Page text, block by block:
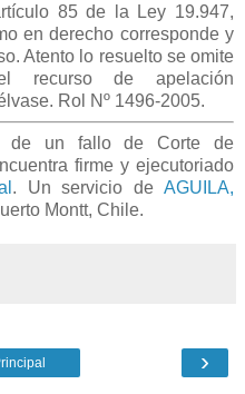
85 de la Ley 19.947,
en derecho corresponde y
Atento lo resuelto se omite
recurso de apelación
Rol Nº 1496-2005.
de un fallo de Corte de
firme y ejecutoriado
. Un servicio deAGUILA,
Montt, Chile.
›